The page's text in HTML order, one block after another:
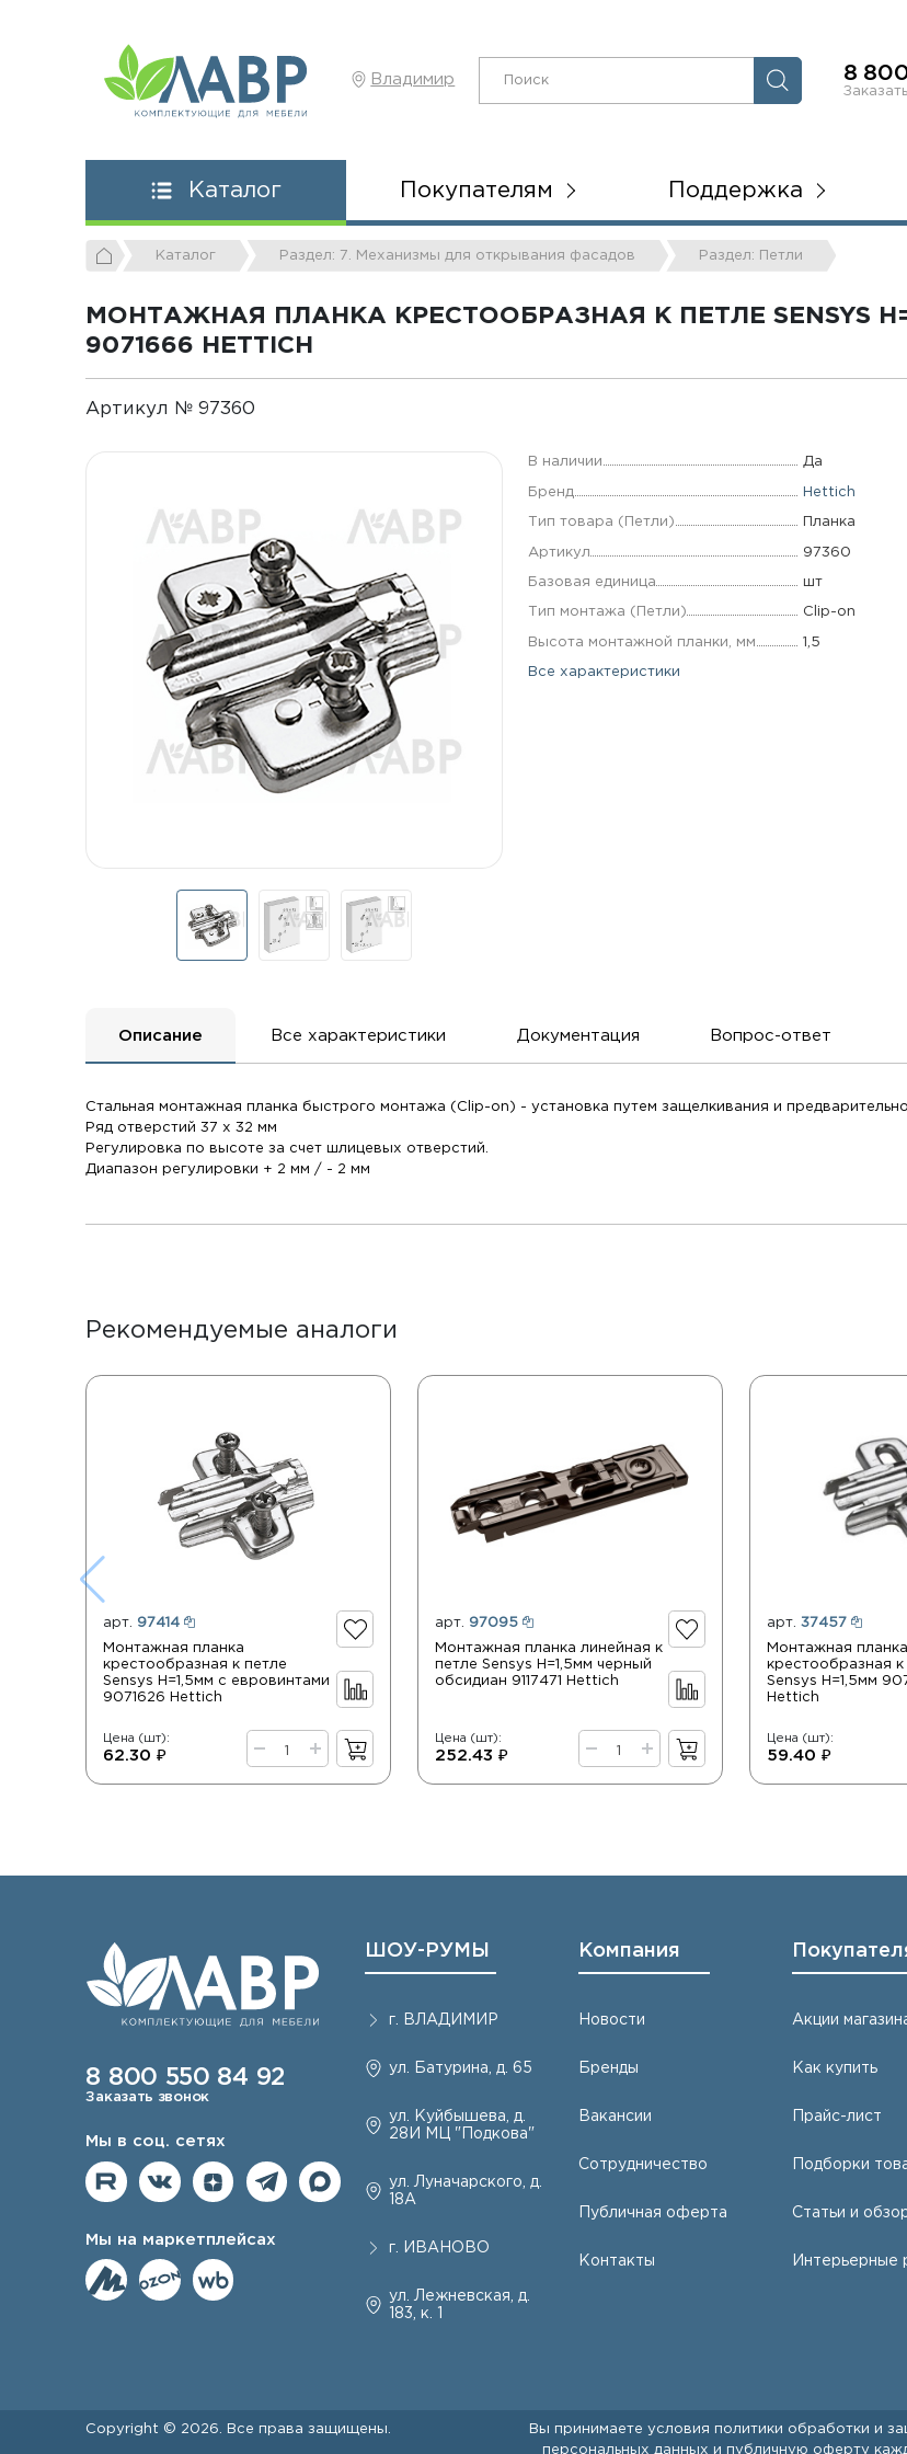
Владимир 8
Каталог Покупателям Поддержка
Каталог Раздел: 7. Механизмы для открывания фасадов Раздел: Петли
МОНТАЖНАЯ ПЛАНКА КРЕСТООБРАЗНАЯ К ПЕТЛЕ SENSYS
9071666 HETTICH
Артикул № 97360
В наличии Да
Бренд Hettich
Тип товара (Петли) Планка
Артикул 97360
Базовая единица шт
Тип монтажа (Петли) Clip-on
Высота монтажной планки, мм 1,5
Все характеристики
Описание Все характеристики Документация Вопрос-ответ
Стальная монтажная планка быстрого монтажа (Clip-on) - установка путем защелкивания и
Ряд отверстий 37 x 32 мм
Регулировка по высоте за счет шлицевых отверстий.
Диапазон регулировки + 2 мм / - 2 мм
Рекомендуемые аналоги
арт. 97414
Монтажная планка
крестообразная к петле
Sensys Н=1,5мм с евровинтами
9071626 Hettich
Цена (шт):
62.30 ₽
арт. 97095
Монтажная планка линейная к
петле Sensys Н=1,5мм черный
обсидиан 9117471 Hettich
Цена (шт):
252.43 ₽
арт. 37457
Монтажная планка
крестообразная к
Sensys Н=1,5мм
Hettich
Цена (шт):
59.40 ₽
8 800 550 84 92
Заказать звонок
Мы в соц. сетях
Мы на маркетплейсах
ШОУ-РУМЫ
г. ВЛАДИМИР
ул. Батурина, д. 65
ул. Куйбышева, д.
28И МЦ "Подкова"
ул. Луначарского, д.
18А
г. ИВАНОВО
ул. Лежневская, д.
183, к. 1
Компания
Новости
Бренды
Вакансии
Сотрудничество
Публичная оферта
Контакты
Акции
Как купить
Прайс-лист
Подборки
Статьи и
Интерьерные
Copyright © 2026. Все права защищены. Вы принимаете условия политики обработки и
персональных данных и публичную оферту